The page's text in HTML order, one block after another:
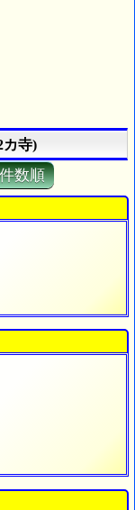
カ寺)
数順